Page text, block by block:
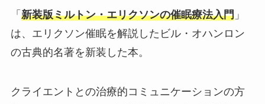
「 新装版ミルトン・エリクソンの催眠療法入門」
は、エリクソン催眠を解説したビル・オハンロン
の古典的名著を新装した本。
クライエントとの治療的コミュニケーションの方